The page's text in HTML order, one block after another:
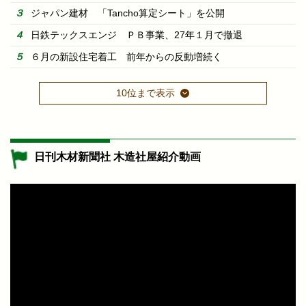
ジャパン建材 「Tancho算定シート」を公開
日鉄テックスエンジ ＰＢ事業、27年１月で撤退
６月の新設住宅着工 前年からの反動増続く
10位まで表示
日刊木材新聞社 木造社屋紹介動画